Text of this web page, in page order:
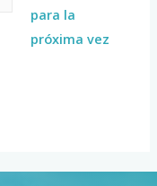
para la
próxima vez